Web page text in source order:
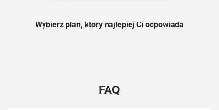
Wybierz plan, który najlepiej Ci odpowiada
FAQ